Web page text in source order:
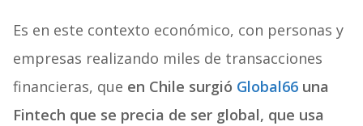
Es en este contexto económico, con personas y
empresas realizando miles de transacciones
financieras, que en Chile surgió Global66una
Fintech que se precia de ser global, que usa